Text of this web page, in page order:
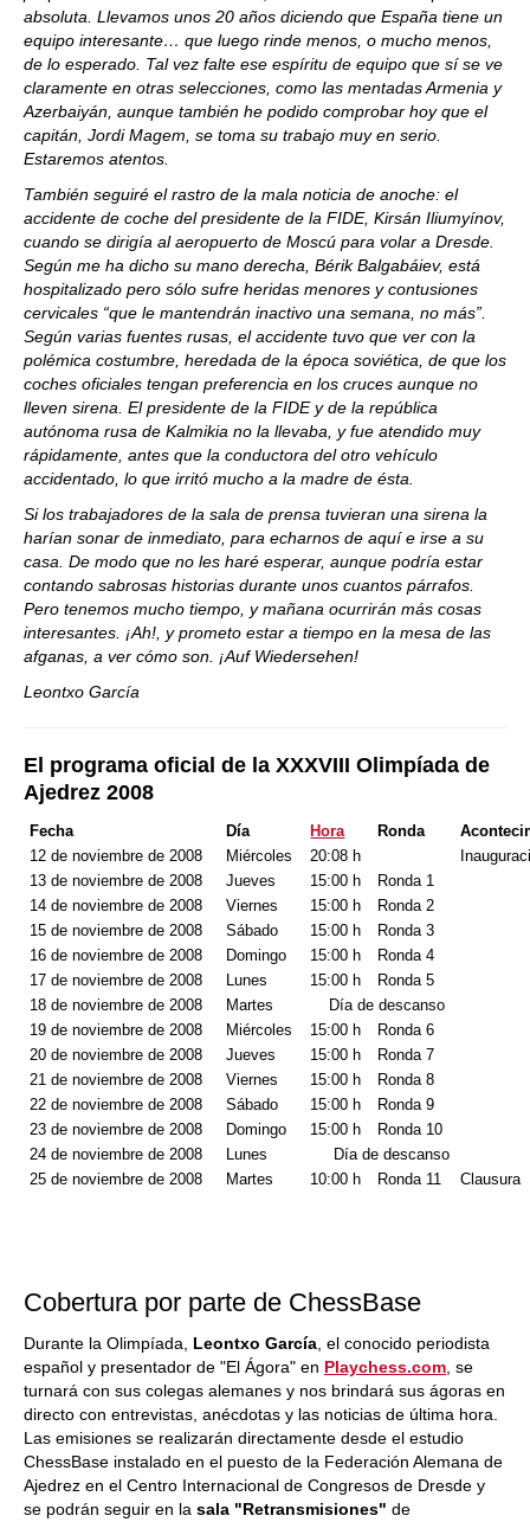
absoluta. Llevamos unos 20 años diciendo que España tiene un
equipo interesante… que luego rinde menos, o mucho menos,
de lo esperado. Tal vez falte ese espíritu de equipo que sí se ve
claramente en otras selecciones, como las mentadas Armenia y
Azerbaiyán, aunque también he podido comprobar hoy que el
capitán, Jordi Magem, se toma su trabajo muy en serio.
Estaremos atentos.
También seguiré el rastro de la mala noticia de anoche: el
accidente de coche del presidente de la FIDE, Kirsán Iliumyínov,
cuando se dirigía al aeropuerto de Moscú para volar a Dresde.
Según me ha dicho su mano derecha, Bérik Balgabáiev, está
hospitalizado pero sólo sufre heridas menores y contusiones
cervicales “que le mantendrán inactivo una semana, no más”.
Según varias fuentes rusas, el accidente tuvo que ver con la
polémica costumbre, heredada de la época soviética, de que los
coches oficiales tengan preferencia en los cruces aunque no
lleven sirena. El presidente de la FIDE y de la república
autónoma rusa de Kalmikia no la llevaba, y fue atendido muy
rápidamente, antes que la conductora del otro vehículo
accidentado, lo que irritó mucho a la madre de ésta.
Si los trabajadores de la sala de prensa tuvieran una sirena la
harían sonar de inmediato, para echarnos de aquí e irse a su
casa. De modo que no les haré esperar, aunque podría estar
contando sabrosas historias durante unos cuantos párrafos.
Pero tenemos mucho tiempo, y mañana ocurrirán más cosas
interesantes. ¡Ah!, y prometo estar a tiempo en la mesa de las
afganas, a ver cómo son. ¡Auf Wiedersehen!
Leontxo García
El programa oficial de la XXXVIII Olimpíada de
Ajedrez 2008
Fecha Día Hora Ronda
12 de noviembre de 2008
Miércoles 20:08 h
13 de noviembre de 2008
Jueves 15:00 h
Ronda 1
14 de noviembre de 2008
Viernes 15:00 h
Ronda 2
15 de noviembre de 2008
Sábado 15:00 h
Ronda 3
16 de noviembre de 2008
Domingo 15:00 h
Ronda 4
17 de noviembre de 2008
Lunes 15:00 h
Ronda 5
18 de noviembre de 2008
Martes
Día de descanso
19 de noviembre de 2008
Miércoles 15:00 h
Ronda 6
20 de noviembre de 2008
Jueves 15:00 h
Ronda 7
21 de noviembre de 2008
Viernes 15:00 h
Ronda 8
22 de noviembre de 2008
Sábado 15:00 h
Ronda 9
23 de noviembre de 2008
Domingo 15:00 h
Ronda 10
24 de noviembre de 2008
Lunes
Día de descanso
25 de noviembre de 2008
Martes 10:00 h Ronda 11 Clausura
Cobertura por parte de ChessBase
Durante la Olimpíada, Leontxo García , el conocido periodista
español y presentador de "El Ágora" en Playchess.com , se
turnará con sus colegas alemanes y nos brindará sus ágoras en
directo con entrevistas, anécdotas y las noticias de última hora.
Las emisiones se realizarán directamente desde el estudio
ChessBase instalado en el puesto de la Federación Alemana de
Ajedrez en el Centro Internacional de Congresos de Dresde y
se podrán seguir en la sala "Retransmisiones" de